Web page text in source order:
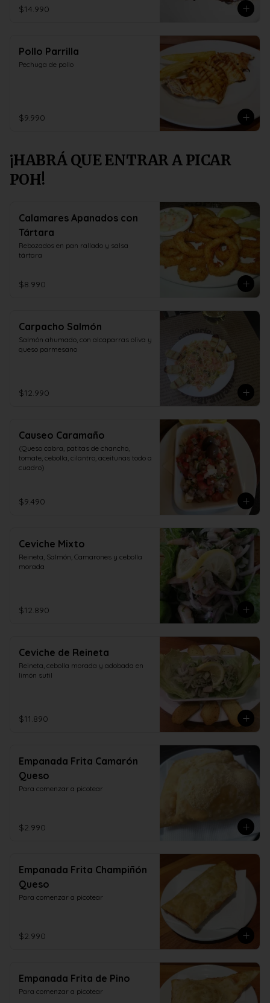
$14.990
Pollo Parrilla
Pechuga de pollo
$9.990
¡HABRÁ QUE ENTRAR A PICAR
POH!
Calamares Apanados con
Tártara
Rebozados en pan rallado y salsa
tártara
$8.990
Carpacho Salmón
Salmón ahumado, con alcaparras oliva y
queso parmesano
$12.990
Causeo Caramaño
(Queso cabra, patitas de chancho,
tomate, cebolla, cilantro, aceitunas todo a
cuadro)
$9.490
Ceviche Mixto
Reineta, Salmón, Camarones y cebolla
morada
$12.890
Ceviche de Reineta
Reineta, cebolla morada y adobada en
limón sutil
$11.890
Empanada Frita Camarón
Queso
Para comenzar a picotear
$2.990
Empanada Frita Champiñón
Queso
Para comenzar a picotear
$2.990
Empanada Frita de Pino
Para comenzar a picotear